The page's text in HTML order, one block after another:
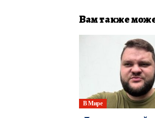
Вам также
В Мире